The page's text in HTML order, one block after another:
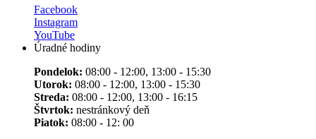
Facebook
Instagram
YouTube
Úradné hodiny
Pondelok: 08:00 - 12:00, 13:00 - 15:30
Utorok: 08:00 - 12:00, 13:00 - 15:30
Streda: 08:00 - 12:00, 13:00 - 16:15
Štvrtok: nestránkový deň
Piatok: 08:00 - 12: 00